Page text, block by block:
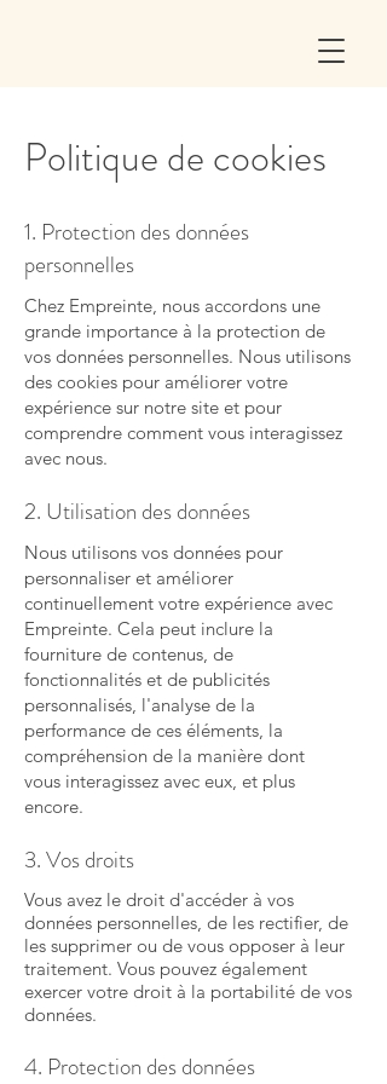
Politique de cookies
1. Protection des données
personnelles
Chez Empreinte, nous accordons une
grande importance à la protection de
vos données personnelles. Nous utilisons
des cookies pour améliorer votre
expérience sur notre site et pour
comprendre comment vous interagissez
avec nous.
2. Utilisation des données
Nous utilisons vos données pour
personnaliser et améliorer
continuellement votre expérience avec
Empreinte. Cela peut inclure la
fourniture de contenus, de
fonctionnalités et de publicités
personnalisés, l'analyse de la
performance de ces éléments, la
compréhension de la manière dont
vous interagissez avec eux, et plus
encore.
3. Vos droits
Vous avez le droit d'accéder à vos
données personnelles, de les rectifier, de
les supprimer ou de vous opposer à leur
traitement. Vous pouvez également
exercer votre droit à la portabilité de vos
données.
4. Protection des données